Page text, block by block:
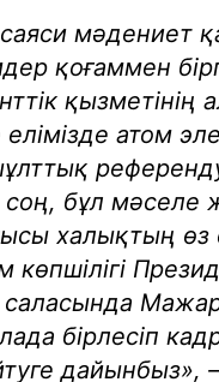
мәдениет
қоғаммен
қызметінің
атом
соң, бұл
халықтың өз
саласында
бірлесіп
дайынбыз», –